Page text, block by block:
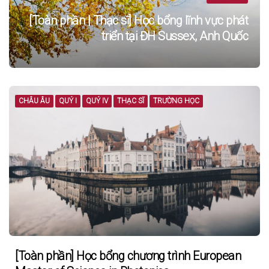
[Toàn phần | Thạc sĩ] Học bổng lĩnh vực phát
triển tại ĐH Sussex, Anh Quốc
CHÂU ÂU QUÝ I QUÝ IV THẠC SĨ TRƯỜNG HỌC
[Toàn phần] Học bổng chương trình European